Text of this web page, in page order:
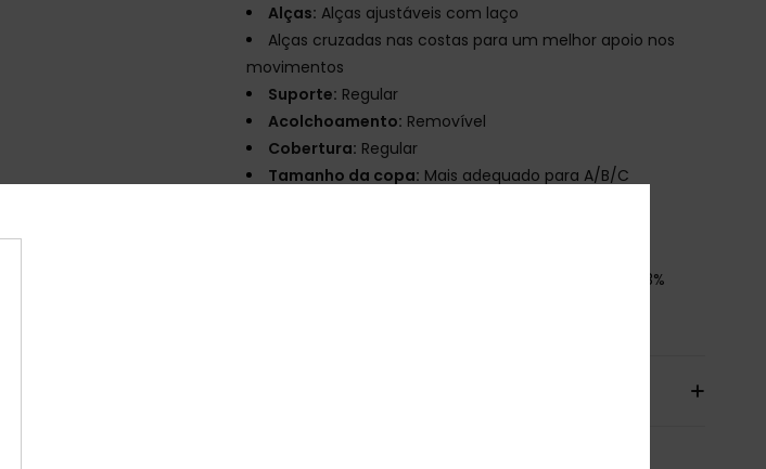
Alças: Alças ajustáveis com laço
Alças cruzadas nas costas para um melhor apoio nos
movimentos
Suporte: Regular
Acolchoamento: Removível
Cobertura: Regular
Tamanho da copa: Mais adequado para A/B/C
[Tecido principal] 87% nylon reciclado, 13%